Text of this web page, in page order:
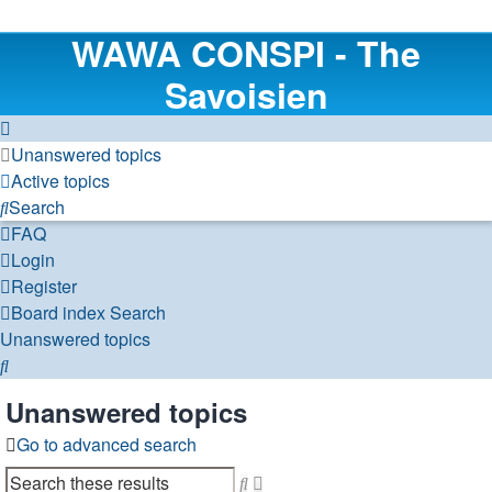
WAWA CONSPI - The
Savoisien
Unanswered topics
Active topics
Search
FAQ
Login
Register
Board indexSearch
Unanswered topics
Search
Unanswered topics
Go to advanced search
Search